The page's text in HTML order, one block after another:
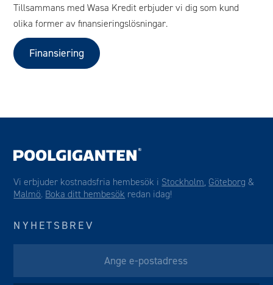
Tillsammans med Wasa Kredit erbjuder vi dig som kund
olika former av finansieringslösningar.
Finansiering
Vi erbjuder kostnadsfria hembesök i Stockholm, Göteborg &
Malmö. Boka ditt hembesök redan idag!
NYHETSBREV